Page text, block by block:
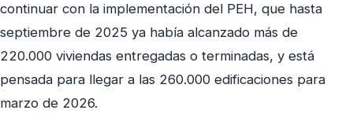
continuar con la implementación del PEH, que hasta
septiembre de 2025 ya había alcanzado más de
220.000 viviendas entregadas o terminadas, y está
pensada para llegar a las 260.000 edificaciones para
marzo de 2026.